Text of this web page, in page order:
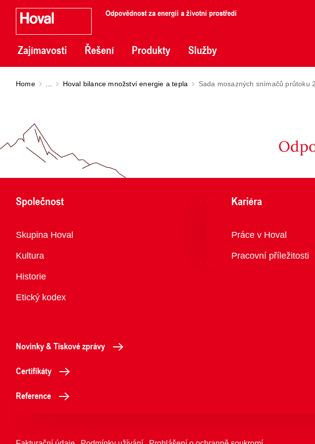
Odpovědnost za energii a životní prostředí
Zajímavosti Řešení Produkty Služby
Home Hoval bilance množství energie a tepla Sada mosazných snímačů průtoku
Společnost
Přehled
Skupina Hoval
Kultura
Historie
Etický kodex
Kariéra
Přehled
Práce v Hoval
Pracovní příležitosti
Novinky & Tiskové zprávy
Certifikáty
Reference